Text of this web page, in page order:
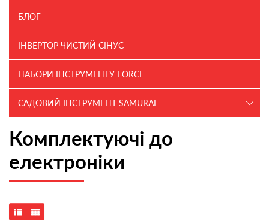
БЛОГ
ІНВЕРТОР ЧИСТИЙ СІНУС
НАБОРИ ІНСТРУМЕНТУ FORCE
САДОВИЙ ІНСТРУМЕНТ SAMURAI
Комплектуючі до
електроніки